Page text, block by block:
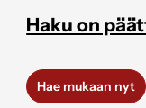
Haku on
Hae mukaan nyt